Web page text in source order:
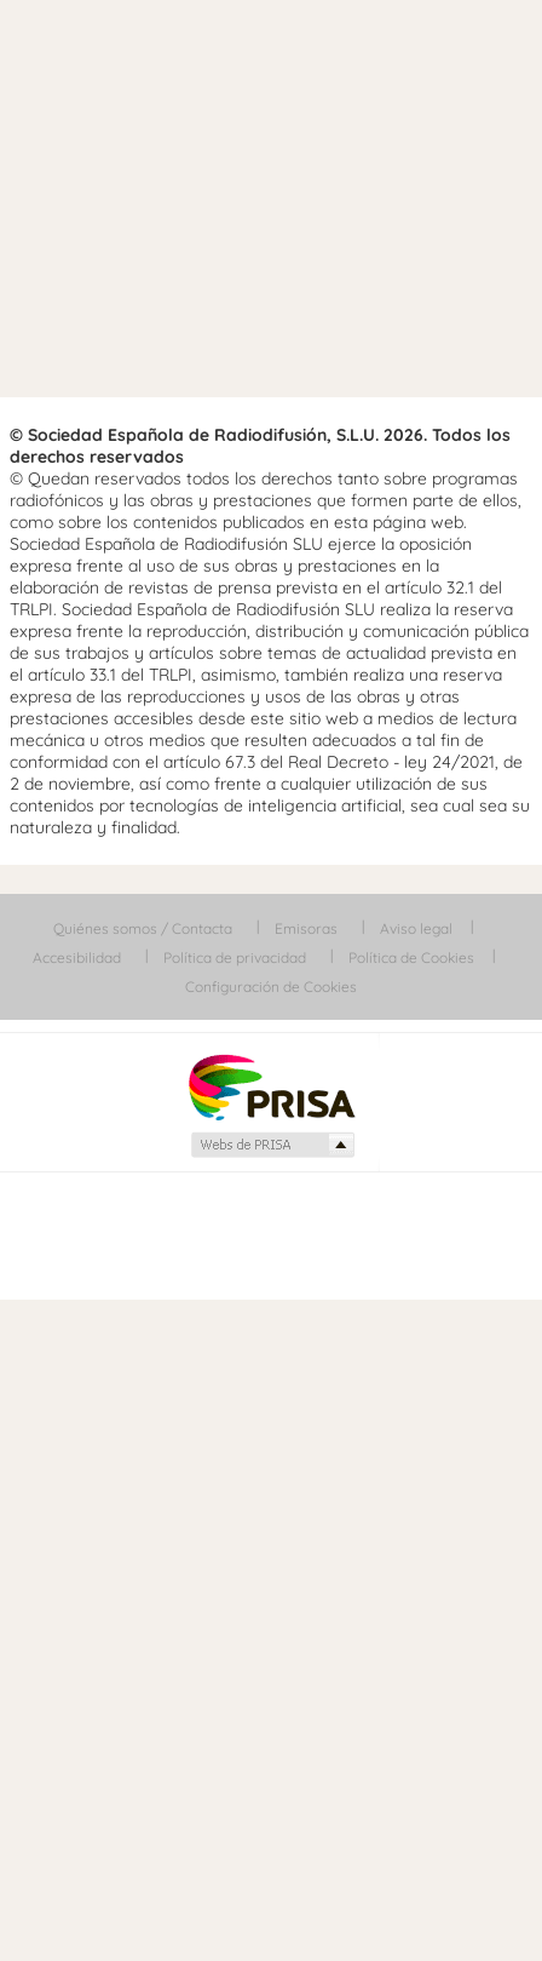
© Sociedad Española de Radiodifusión, S.L.U. 2026. Todos los
derechos reservados
© Quedan reservados todos los derechos tanto sobre programas
radiofónicos y las obras y prestaciones que formen parte de ellos,
como sobre los contenidos publicados en esta página web.
Sociedad Española de Radiodifusión SLU ejerce la oposición
expresa frente al uso de sus obras y prestaciones en la
elaboración de revistas de prensa prevista en el artículo 32.1 del
TRLPI. Sociedad Española de Radiodifusión SLU realiza la reserva
expresa frente la reproducción, distribución y comunicación pública
de sus trabajos y artículos sobre temas de actualidad prevista en
el artículo 33.1 del TRLPI, asimismo, también realiza una reserva
expresa de las reproducciones y usos de las obras y otras
prestaciones accesibles desde este sitio web a medios de lectura
mecánica u otros medios que resulten adecuados a tal fin de
conformidad con el artículo 67.3 del Real Decreto - ley 24/2021, de
2 de noviembre, así como frente a cualquier utilización de sus
contenidos por tecnologías de inteligencia artificial, sea cual sea su
naturaleza y finalidad.
Quiénes somos / Contacta Emisoras
Aviso legal
Accesibilidad
Política de privacidad
Política de Cookies
Configuración de Cookies